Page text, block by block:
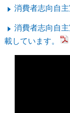
消費者志向自
消費者志向自
載しています。